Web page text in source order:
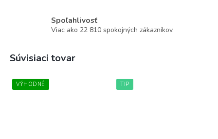
Spoľahlivosť
Viac ako 22 810 spokojných zákazníkov.
Súvisiaci tovar
VÝHODNÉ TIP